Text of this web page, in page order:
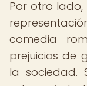
Por otro lado,
comedia
prejuicios de
la sociedad.